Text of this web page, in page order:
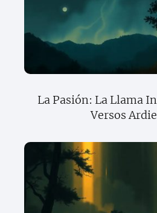
La Pasión: La Llama
Versos